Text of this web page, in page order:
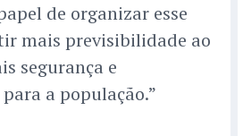
de organizar esse
mais previsibilidade ao
segurança e
a população.”